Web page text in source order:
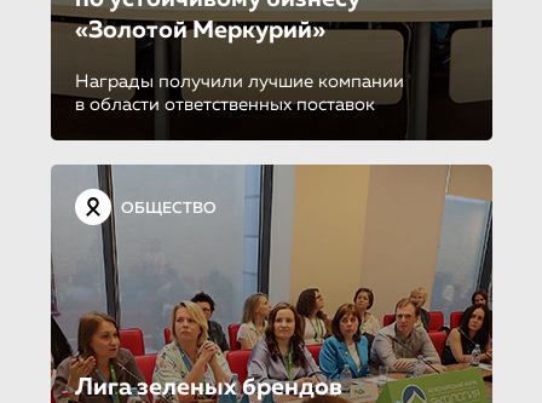
«Золотой Меркурий»
Награды получили лучшие компании
в области ответственных поставок
ОБЩЕСТВО
Лига зеленых брендов